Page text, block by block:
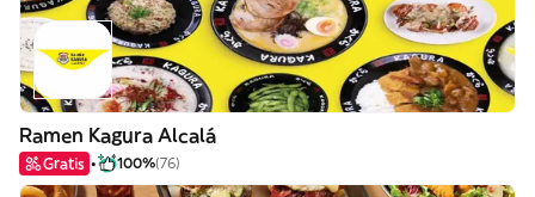
Ramen Kagura Alcalá
Gratis 100%(76)